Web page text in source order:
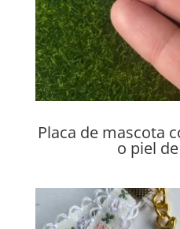
Placa de mascota
o piel